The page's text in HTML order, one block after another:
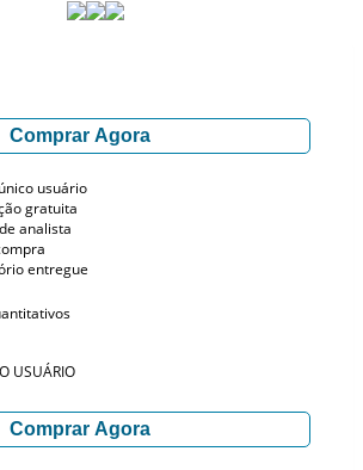
Comprar Agora
usuário
gratuita
analista
entregue
USUÁRIO
Comprar Agora